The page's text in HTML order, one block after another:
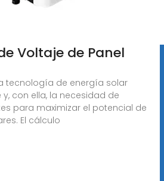
Voltaje de Panel
tecnología de energía solar
con ella, la necesidad de
para maximizar el potencial de
El cálculo